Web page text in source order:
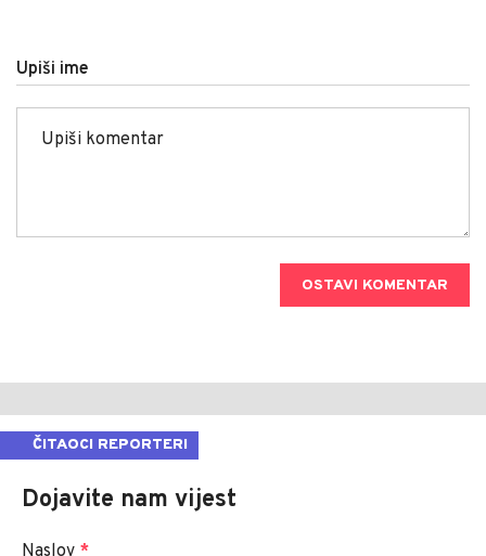
Upiši ime
OSTAVI KOMENTAR
ČITAOCI REPORTERI
Dojavite nam vijest
Naslov *